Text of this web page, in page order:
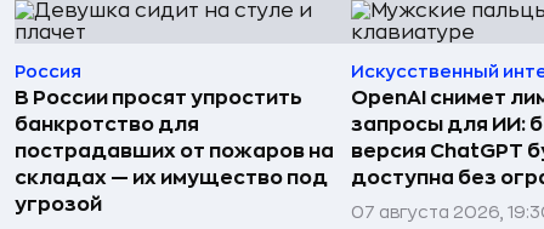
Россия
В России просят упростить
банкротство для
пострадавших от пожаров на
складах — их имущество под
угрозой
Искусственный
OpenAI снимет
запросы для ИИ:
версия ChatGPT
доступна без
07 августа 2026,